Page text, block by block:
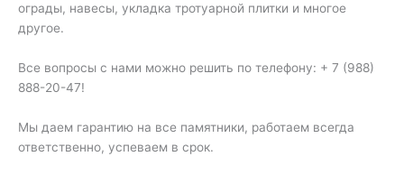
ограды, навесы, укладка тротуарной плитки и многое
другое.
Все вопросы с нами можно решить по телефону: + 7 (988)
888-20-47!
Мы даем гарантию на все памятники, работаем всегда
ответственно, успеваем в срок.